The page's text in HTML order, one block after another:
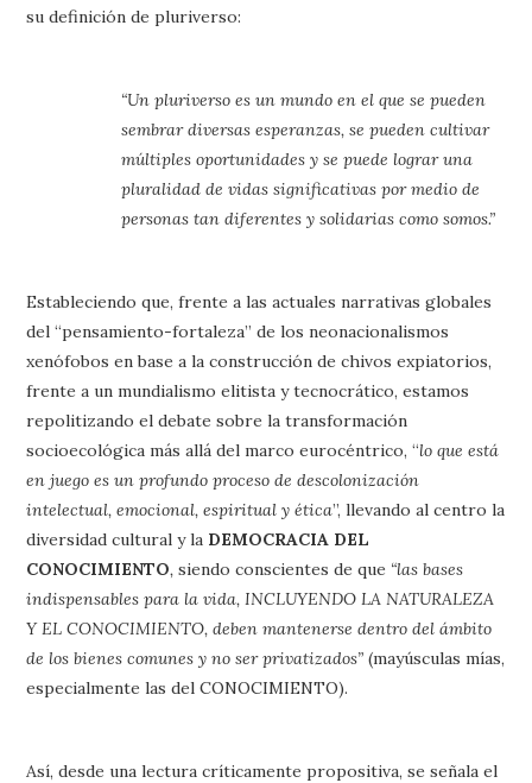
su definición de pluriverso:
“Un pluriverso es un mundo en el que se pueden
sembrar diversas esperanzas, se pueden cultivar
múltiples oportunidades y se puede lograr una
pluralidad de vidas significativas por medio de
personas tan diferentes y solidarias como somos.”
Estableciendo que, frente a las actuales narrativas globales
del “pensamiento-fortaleza” de los neonacionalismos
xenófobos en base a la construcción de chivos expiatorios,
frente a un mundialismo elitista y tecnocrático, estamos
repolitizando el debate sobre la transformación
socioecológica más allá del marco eurocéntrico, “lo que está
en juego es un profundo proceso de descolonización
intelectual, emocional, espiritual y ética”, llevando al centro la
diversidad cultural y la DEMOCRACIA DEL
CONOCIMIENTO,siendo conscientes de que “las bases
indispensables para la vida, INCLUYENDO LA NATURALEZA
Y EL CONOCIMIENTO, deben mantenerse dentro del ámbito
de los bienes comunes y no ser privatizados” (mayúsculas mías,
especialmente las del CONOCIMIENTO).
Así, desde una lectura críticamente propositiva, se señala el